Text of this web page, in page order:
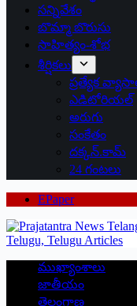
సన్నివేశం
బొమ్మా బొరుసు
సాహిత్యం-శోభ
శీర్షికలు
ప్రత్యేక
ఎడిటోరియల్
అరుగు
సంకేతం
దక్కన్.కామ్
24 గంటలు
EPaper
ముఖ్యాంశాలు
జాతీయం
తెలంగాణ